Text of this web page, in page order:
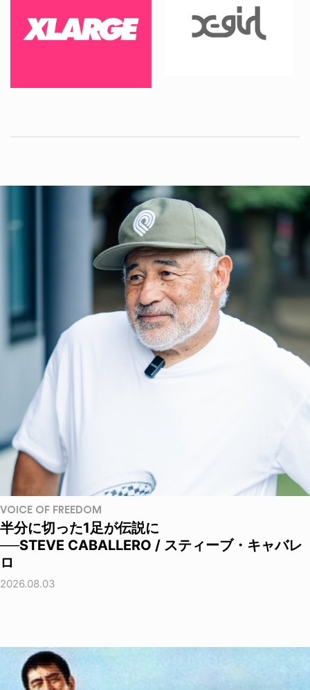
VOICE OF FREEDOM
半分に切った1足が伝説に
──STEVE CABALLERO / スティーブ・キャバレ
ロ
2026.08.03